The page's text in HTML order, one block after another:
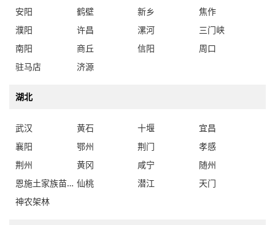
安阳
鹤壁 新乡
焦作
濮阳
许昌 漯河
三门峡
南阳
商丘 信阳
周口
驻马店
济源
湖北
武汉 黄石 十堰
宜昌
襄阳
鄂州 荆门
孝感
荆州
黄冈 咸宁
随州
恩施土家族苗族自治州 仙桃 潜江
天门
神农架林